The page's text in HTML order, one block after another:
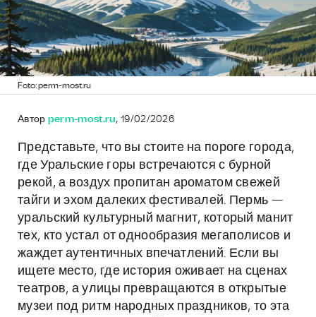
Foto: perm-most.ru
Автор perm-most.ru, 19/02/2026
Представьте, что вы стоите на пороге города,
где Уральские горы встречаются с бурной
рекой, а воздух пропитан ароматом свежей
тайги и эхом далеких фестивалей. Пермь —
уральский культурный магнит, который манит
тех, кто устал от однообразия мегаполисов и
жаждет аутентичных впечатлений. Если вы
ищете место, где история оживает на сценах
театров, а улицы превращаются в открытые
музеи под ритм народных праздников, то эта